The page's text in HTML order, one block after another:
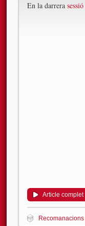
En la darrera sessió
Article complet
Recomanacions